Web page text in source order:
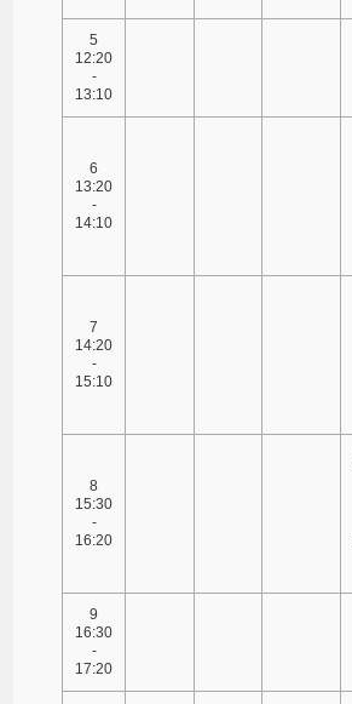
5
12:20
-
13:10
6
13:20
-
14:10
7
14:20
-
15:10
8
15:30
-
16:20
9
16:30
-
17:20